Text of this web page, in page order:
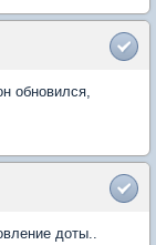
обновился,
доты..